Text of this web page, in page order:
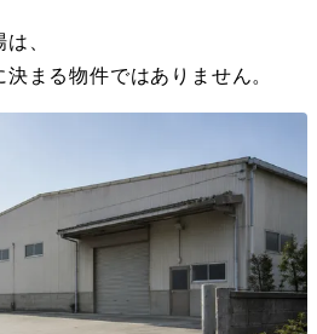
、
まる物件ではありません。